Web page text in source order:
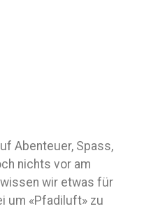
Abenteuer, Spass,
nichts vor am
wir etwas für
um «Pfadiluft» zu